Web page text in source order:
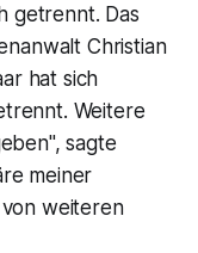
getrennt. Das
Christian
hat sich
Weitere
sagte
meiner
weiteren